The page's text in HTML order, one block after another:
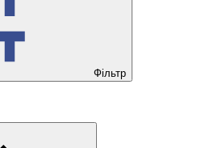
Фільтр